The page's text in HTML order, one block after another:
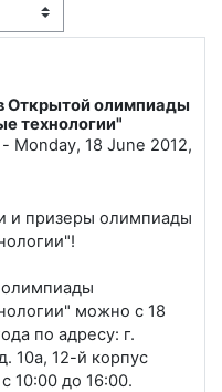
Открытой олимпиады
технологии"
- Monday, 18 June 2012,
и призеры олимпиады
можно с 18
по адресу: г.
10а, 12-й корпус
10:00 до 16:00.